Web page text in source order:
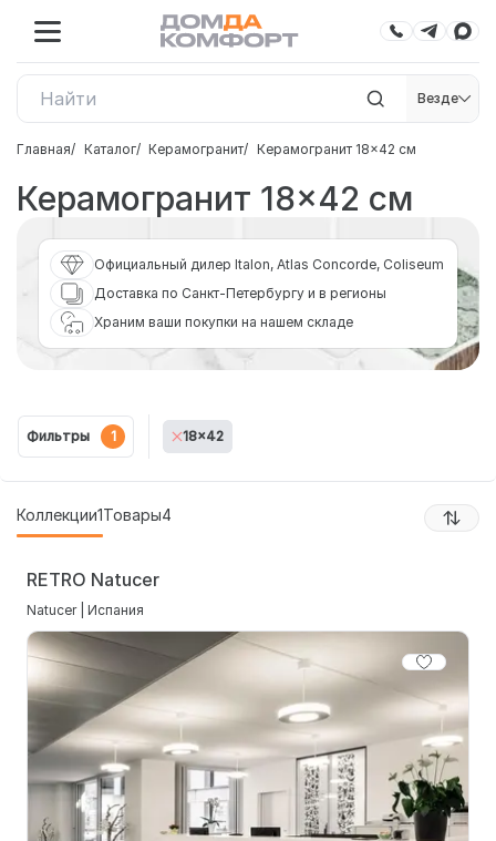
Везде
Главная Каталог Керамогранит Керамогранит 18×42 см
Керамогранит 18×42 см
Официальный дилер Italon, Atlas Concorde, Coliseum
Доставка по Санкт-Петербургу и в регионы
Храним ваши покупки на нашем складе
Фильтры 1 18x42
Коллекции1Товары4
RETRO Natucer
Natucer | Испания